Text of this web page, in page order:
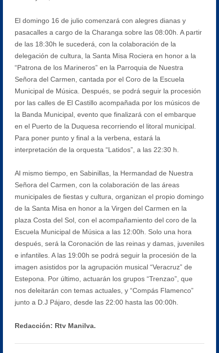
El domingo 16 de julio comenzará con alegres dianas y
pasacalles a cargo de la Charanga sobre las 08:00h. A partir
de las 18:30h le sucederá, con la colaboración de la
delegación de cultura, la Santa Misa Rociera en honor a la
“Patrona de los Marineros” en la Parroquia de Nuestra
Señora del Carmen, cantada por el Coro de la Escuela
Municipal de Música. Después, se podrá seguir la procesión
por las calles de El Castillo acompañada por los músicos de
la Banda Municipal, evento que finalizará con el embarque
en el Puerto de la Duquesa recorriendo el litoral municipal.
Para poner punto y final a la verbena, estará la
interpretación de la orquesta “Latidos”, a las 22:30 h.
Al mismo tiempo, en Sabinillas, la Hermandad de Nuestra
Señora del Carmen, con la colaboración de las áreas
municipales de fiestas y cultura, organizan el propio domingo
de la Santa Misa en honor a la Virgen del Carmen en la
plaza Costa del Sol, con el acompañamiento del coro de la
Escuela Municipal de Música a las 12:00h. Solo una hora
después, será la Coronación de las reinas y damas, juveniles
e infantiles. A las 19:00h se podrá seguir la procesión de la
imagen asistidos por la agrupación musical “Veracruz” de
Estepona. Por último, actuarán los grupos “Trenzao”, que
nos deleitarán con temas actuales, y “Compás Flamenco”
junto a D.J Pájaro, desde las 22:00 hasta las 00:00h.
Redacción: Rtv Manilva.